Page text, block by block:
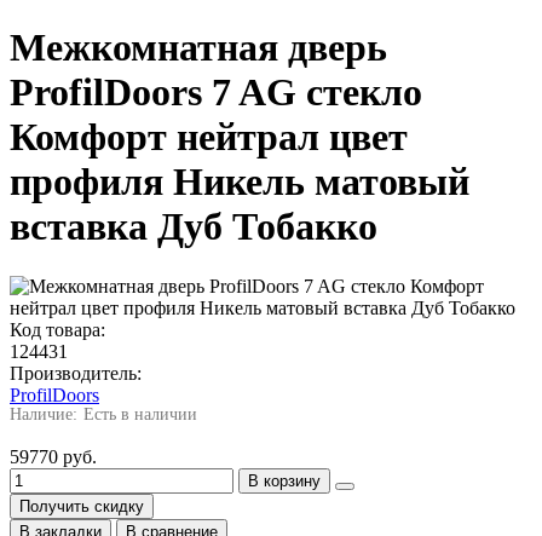
Межкомнатная дверь
ProfilDoors 7 AG стекло
Комфорт нейтрал цвет
профиля Никель матовый
вставка Дуб Тобакко
Код товара:
124431
Производитель:
ProfilDoors
Есть в наличии
59770 руб.
В корзину
Получить скидку
В закладки
В сравнение